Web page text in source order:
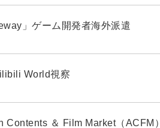
」ゲーム開発者海外派遣
World視察
Contents ＆ Film Market（ACFM）